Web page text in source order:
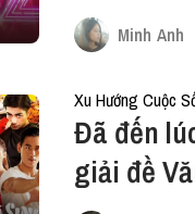
Minh Anh
Xu Hướng Cuộc
Đã đến
giải đề